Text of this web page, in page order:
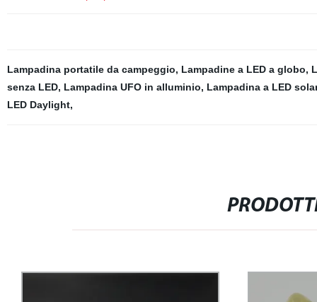
Lampadina portatile da campeggio, Lampadine a LED a globo,
senza LED, Lampadina UFO in alluminio, Lampadina a LED
LED Daylight,